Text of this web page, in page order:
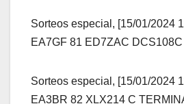
Sorteos especial, [15/01/2024
EA7GF 81 ED7ZAC DCS108C
Sorteos especial, [15/01/2024
EA3BR 82 XLX214 C